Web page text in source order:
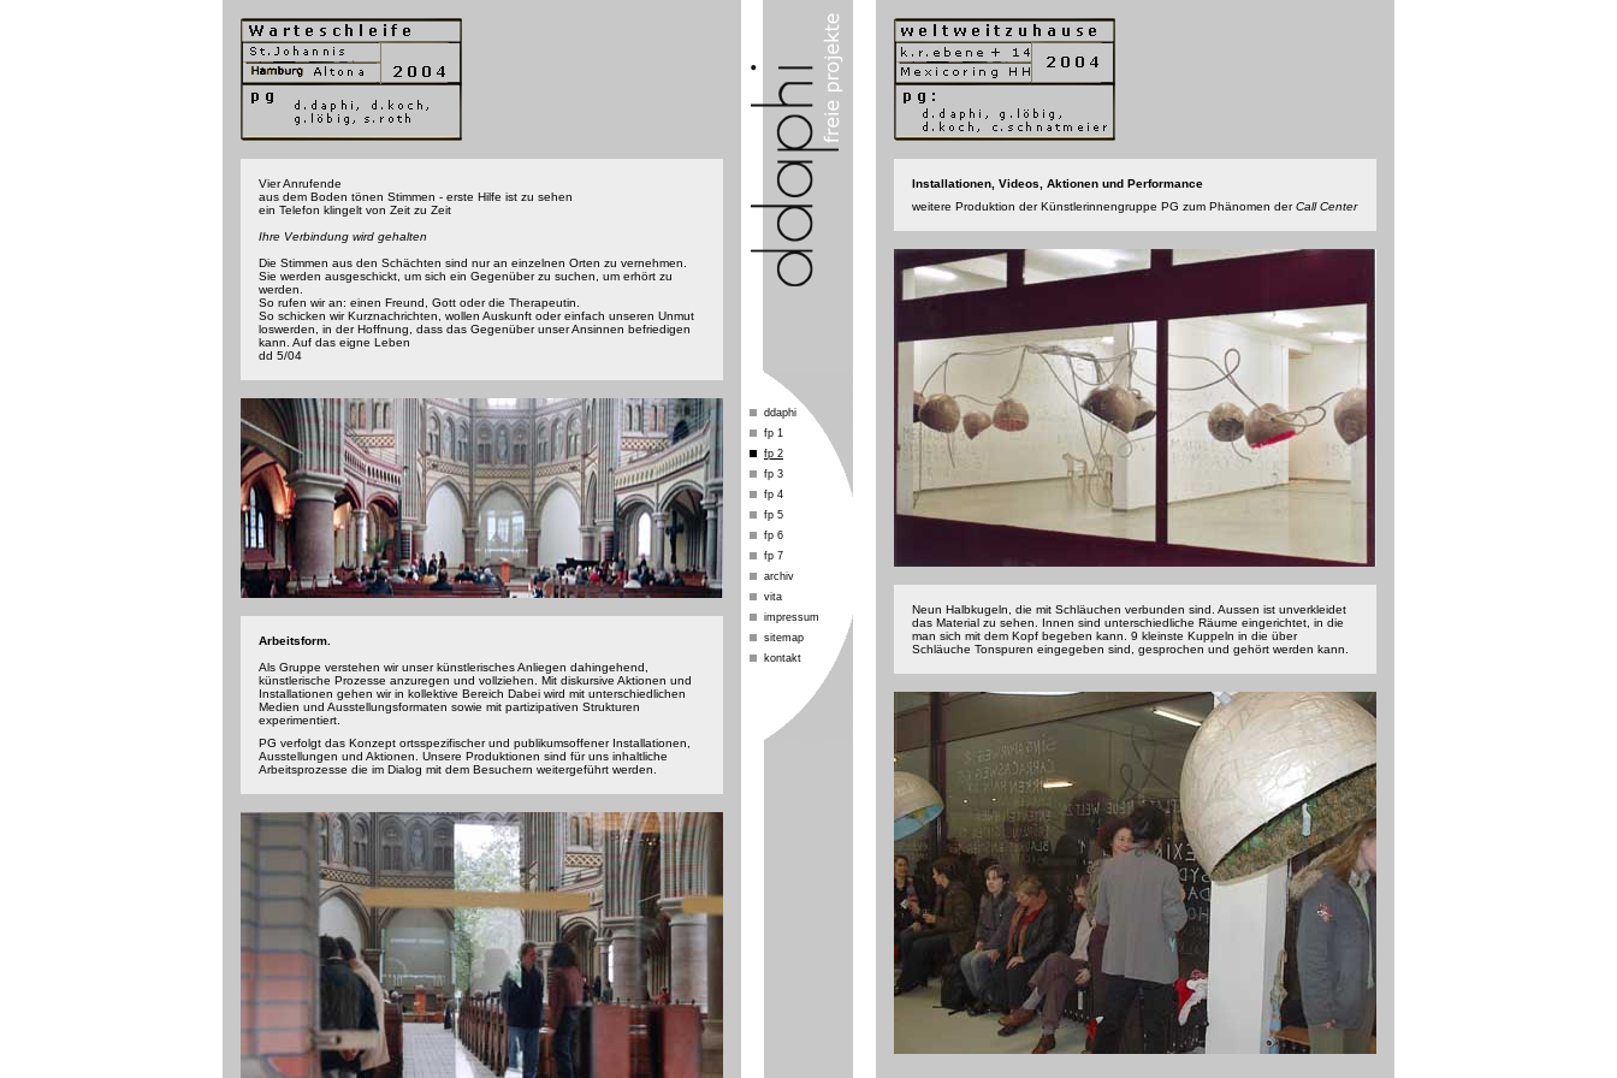
Vier Anrufende
aus dem Boden tönen Stimmen - erste Hilfe ist zu sehen
ein Telefon klingelt von Zeit zu Zeit
Ihre Verbindung wird gehalten
Die Stimmen aus den Schächten sind nur an einzelnen Orten zu vernehmen.
Sie werden ausgeschickt, um sich ein Gegenüber zu suchen, um erhört zu
werden.
So rufen wir an: einen Freund, Gott oder die Therapeutin.
So schicken wir Kurznachrichten, wollen Auskunft oder einfach unseren Unmut
loswerden, in der Hoffnung, dass das Gegenüber unser Ansinnen befriedigen
kann. Auf das eigne Leben
dd 5/04
Arbeitsform.
Als Gruppe verstehen wir unser künstlerisches Anliegen dahingehend,
künstlerische Prozesse anzuregen und vollziehen. Mit diskursive Aktionen und
Installationen gehen wir in kollektive Bereich Dabei wird mit unterschiedlichen
Medien und Ausstellungsformaten sowie mit partizipativen Strukturen
experimentiert.
PG verfolgt das Konzept ortsspezifischer und publikumsoffener Installationen,
Ausstellungen und Aktionen. Unsere Produktionen sind für uns inhaltliche
Arbeitsprozesse die im Dialog mit dem Besuchern weitergeführt werden.
ddaphi
fp 1
fp 2
fp 3
fp 4
fp 5
fp 6
fp 7
archiv
vita
impressum
sitemap
kontakt
Installationen, Videos, Aktionen und Performance
weitere Produktion der Künstlerinnengruppe PG zum Phänomen derCall Center
Neun Halbkugeln, die mit Schläuchen verbunden sind. Aussen ist unverkleidet
das Material zu sehen. Innen sind unterschiedliche Räume eingerichtet, in die
man sich mit dem Kopf begeben kann. 9 kleinste Kuppeln in die über
Schläuche Tonspuren eingegeben sind, gesprochen und gehört werden kann.